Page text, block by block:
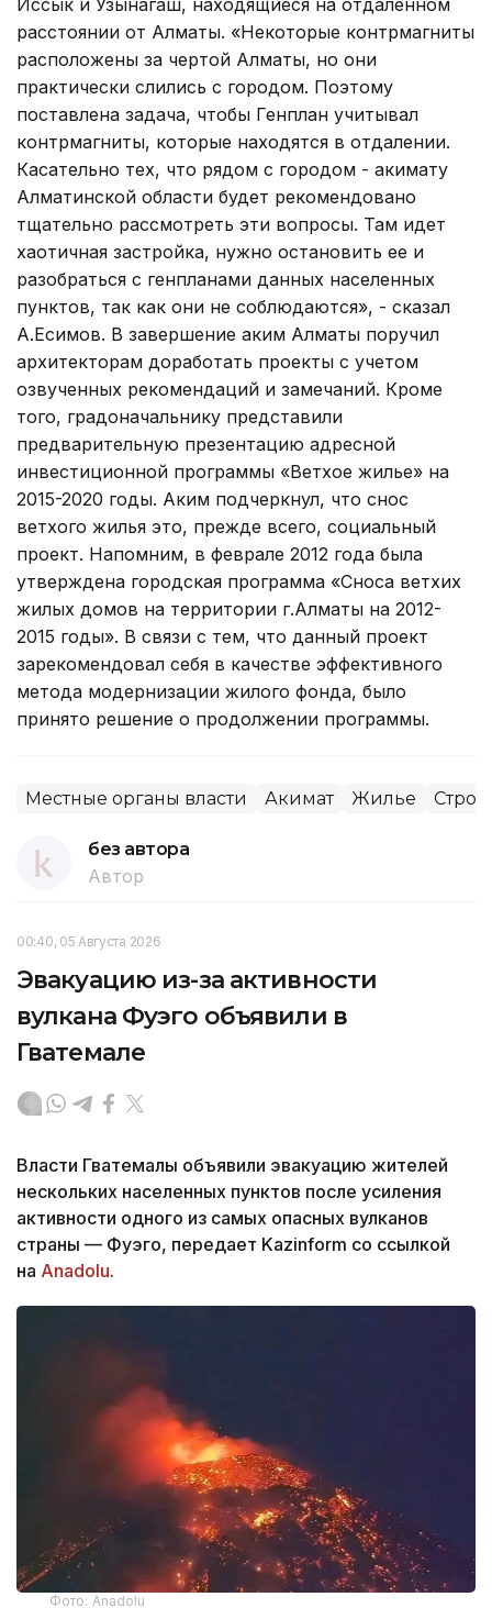
расстоянии от Алматы. «Некоторые контрмагниты
расположены за чертой Алматы, но они
практически слились с городом. Поэтому
поставлена задача, чтобы Генплан учитывал
контрмагниты, которые находятся в отдалении.
Касательно тех, что рядом с городом - акимату
Алматинской области будет рекомендовано
тщательно рассмотреть эти вопросы. Там идет
хаотичная застройка, нужно остановить ее и
разобраться с генпланами данных населенных
пунктов, так как они не соблюдаются», - сказал
А.Есимов. В завершение аким Алматы поручил
архитекторам доработать проекты с учетом
озвученных рекомендаций и замечаний. Кроме
того, градоначальнику представили
предварительную презентацию адресной
инвестиционной программы «Ветхое жилье» на
2015-2020 годы. Аким подчеркнул, что снос
ветхого жилья это, прежде всего, социальный
проект. Напомним, в феврале 2012 года была
утверждена городская программа «Сноса ветхих
жилых домов на территории г.Алматы на 2012-
2015 годы». В связи с тем, что данный проект
зарекомендовал себя в качестве эффективного
метода модернизации жилого фонда, было
принято решение о продолжении программы.
Местные органы власти Акимат Жилье
без автора
Автор
00:40, 05 Августа 2026
Эвакуацию из-за активности
вулкана Фуэго объявили в
Гватемале
Власти Гватемалы объявили эвакуацию жителей
нескольких населенных пунктов после усиления
активности одного из самых опасных вулканов
страны — Фуэго, передает Kazinform со ссылкой
на Anadolu.
Фото: Anadolu